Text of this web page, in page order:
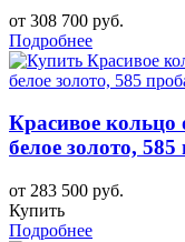
от 308 700 руб.
Подробнее
Красивое кольцо
белое золото, 585
от 283 500 руб.
Купить
Подробнее